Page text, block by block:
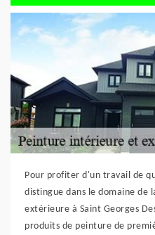
Pour profiter d'un travail de
distingue dans le domaine
extérieure à Saint Georges
produits de peinture de